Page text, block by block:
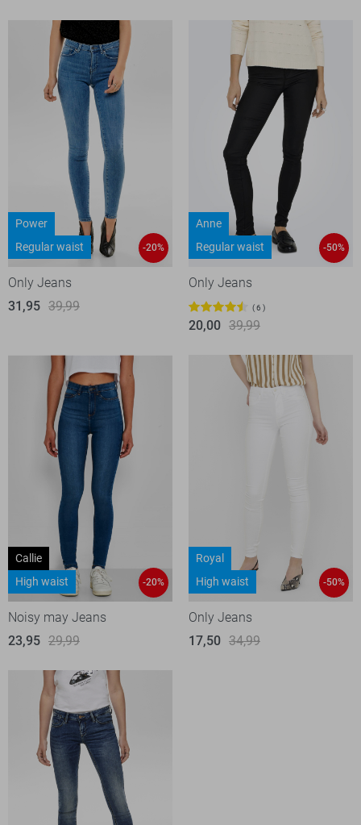
Power
Regular waist
-20%
Only Jeans
31,95 39,99
Anne
Regular waist
-50%
Only Jeans
6
20,00 39,99
Callie
High waist
-20%
Noisy may Jeans
23,95 29,99
Royal
High waist
-50%
Only Jeans
17,50 34,99